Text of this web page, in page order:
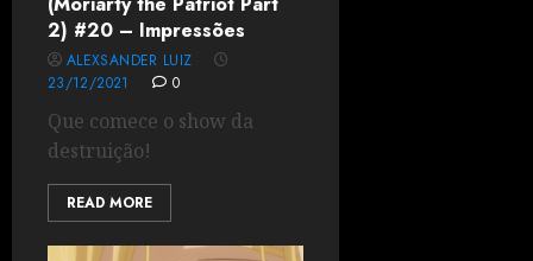
2) #20 – Impressões
ALEXSANDER LUIZ
23/12/2021
0
Que comece o show da
destruição!
READ MORE